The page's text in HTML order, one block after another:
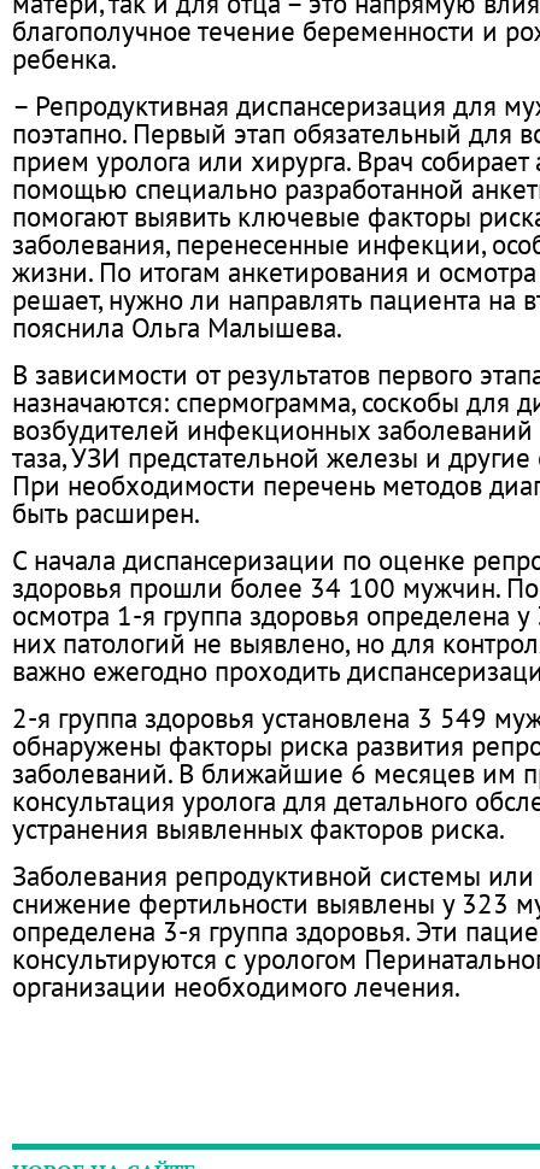
благополучное течение беременности и
ребенка.
– Репродуктивная диспансеризация для
поэтапно. Первый этап обязательный для
прием уролога или хирурга. Врач собирает
помощью специально разработанной
помогают выявить ключевые факторы
заболевания, перенесенные инфекции,
жизни. По итогам анкетирования и
решает, нужно ли направлять пациента на
пояснила Ольга Малышева.
В зависимости от результатов первого
назначаются: спермограмма, соскобы для
возбудителей инфекционных заболеваний
таза, УЗИ предстательной железы и другие
При необходимости перечень методов
быть расширен.
С начала диспансеризации по оценке
здоровья прошли более 34 100 мужчин. По
осмотра 1‑я группа здоровья определена
них патологий не выявлено, но для
важно ежегодно проходить
2‑я группа здоровья установлена 3 549
обнаружены факторы риска развития
заболеваний. В ближайшие 6 месяцев им
консультация уролога для детального
устранения выявленных факторов риска.
Заболевания репродуктивной системы
снижение фертильности выявлены у 323
определена 3‑я группа здоровья. Эти
консультируются с урологом
организации необходимого лечения.